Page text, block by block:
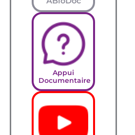
Appui
Documentaire